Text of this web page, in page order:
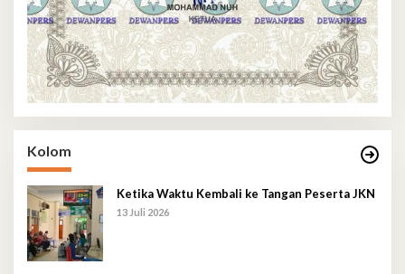
Kolom
Ketika Waktu Kembali ke Tangan Peserta JKN
13 Juli 2026